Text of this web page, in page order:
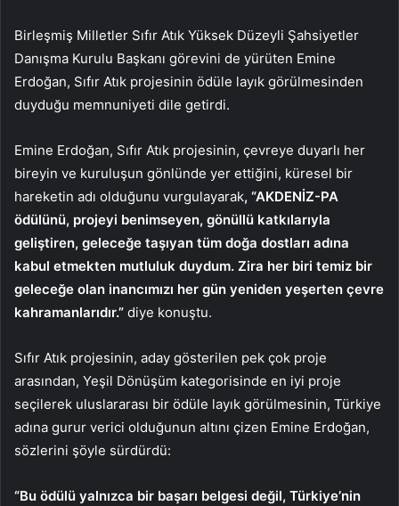
Birleşmiş Milletler Sıfır Atık Yüksek Düzeyli Şahsiyetler
Danışma Kurulu Başkanı görevini de yürüten Emine
Erdoğan, Sıfır Atık projesinin ödüle layık görülmesinden
duyduğu memnuniyeti dile getirdi.
Emine Erdoğan, Sıfır Atık projesinin, çevreye duyarlı her
bireyin ve kuruluşun gönlünde yer ettiğini, küresel bir
hareketin adı olduğunu vurgulayarak, “AKDENİZ-PA
ödülünü, projeyi benimseyen, gönüllü katkılarıyla
geliştiren, geleceğe taşıyan tüm doğa dostları adına
kabul etmekten mutluluk duydum. Zira her biri temiz bir
geleceğe olan inancımızı her gün yeniden yeşerten çevre
kahramanlarıdır.” diye konuştu.
Sıfır Atık projesinin, aday gösterilen pek çok proje
arasından, Yeşil Dönüşüm kategorisinde en iyi proje
seçilerek uluslararası bir ödüle layık görülmesinin, Türkiye
adına gurur verici olduğunun altını çizen Emine Erdoğan,
sözlerini şöyle sürdürdü:
“Bu ödülü yalnızca bir başarı belgesi değil, Türkiye’nin